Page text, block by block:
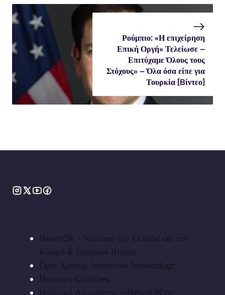
Ρούμπιο: «Η επιχείρηση
Επική Οργή» Τελείωσε –
Επιτύχαμε Όλους τους
Στόχους» – Όλα όσα είπε για
Τουρκία [Bίντεο]
NewsOk - Νέα από την Ελλάδα και τον
Κόσμο & Ιστορικά Βίντεο
Όροι Χρήσης Ιστότοπου Newsok.gr
Πολιτική Cookies
Πολιτική Απορρήτου – NewsOK.gr